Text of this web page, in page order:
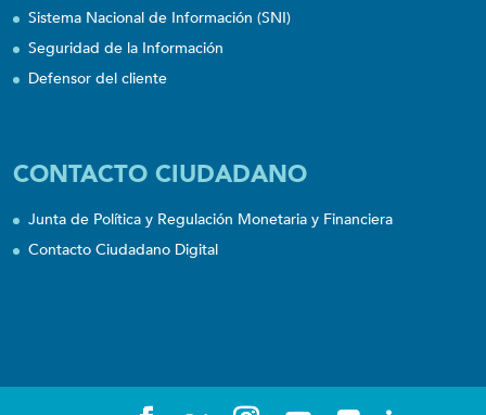
Sistema Nacional de Información (SNI)
Seguridad de la Información
Defensor del cliente
CONTACTO CIUDADANO
Junta de Política y Regulación Monetaria y Financiera
Contacto Ciudadano Digital